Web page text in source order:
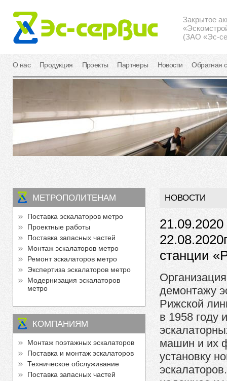
Закрытое
(ЗАО «Эс-
О нас Продукция Проекты Партнеры Новости Обратная
МЕТРОПОЛИТЕНАМ
Поставка эскалаторов метро
Проектные работы
Поставка запасных частей
Монтаж эскалаторов метро
Ремонт эскалаторов метро
Экспертиза эскалаторов метро
Модернизация эскалаторов
метро
КОМПАНИЯМ
Монтаж поэтажных эскалаторов
Поставка и монтаж эскалаторов
Техническое обслуживание
Поставка запасных частей
НОВОСТИ
станции
демонтажу
Рижской
в 1958 году
машин и их
установку